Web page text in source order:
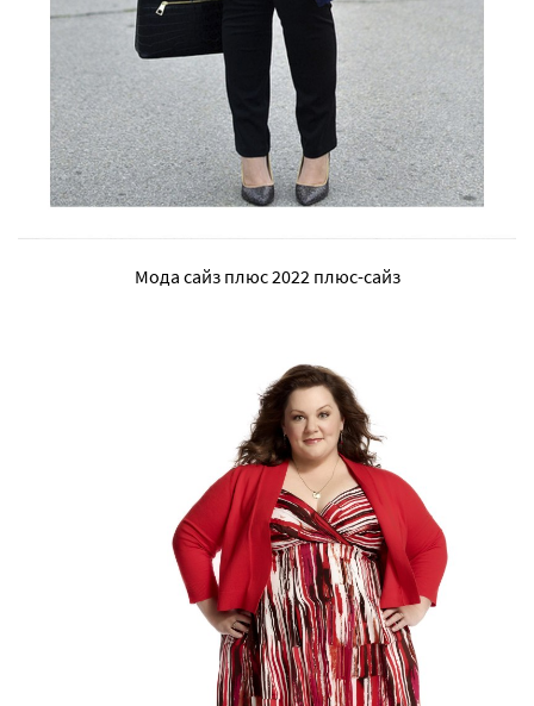
Мода сайз плюс 2022 плюс-сайз